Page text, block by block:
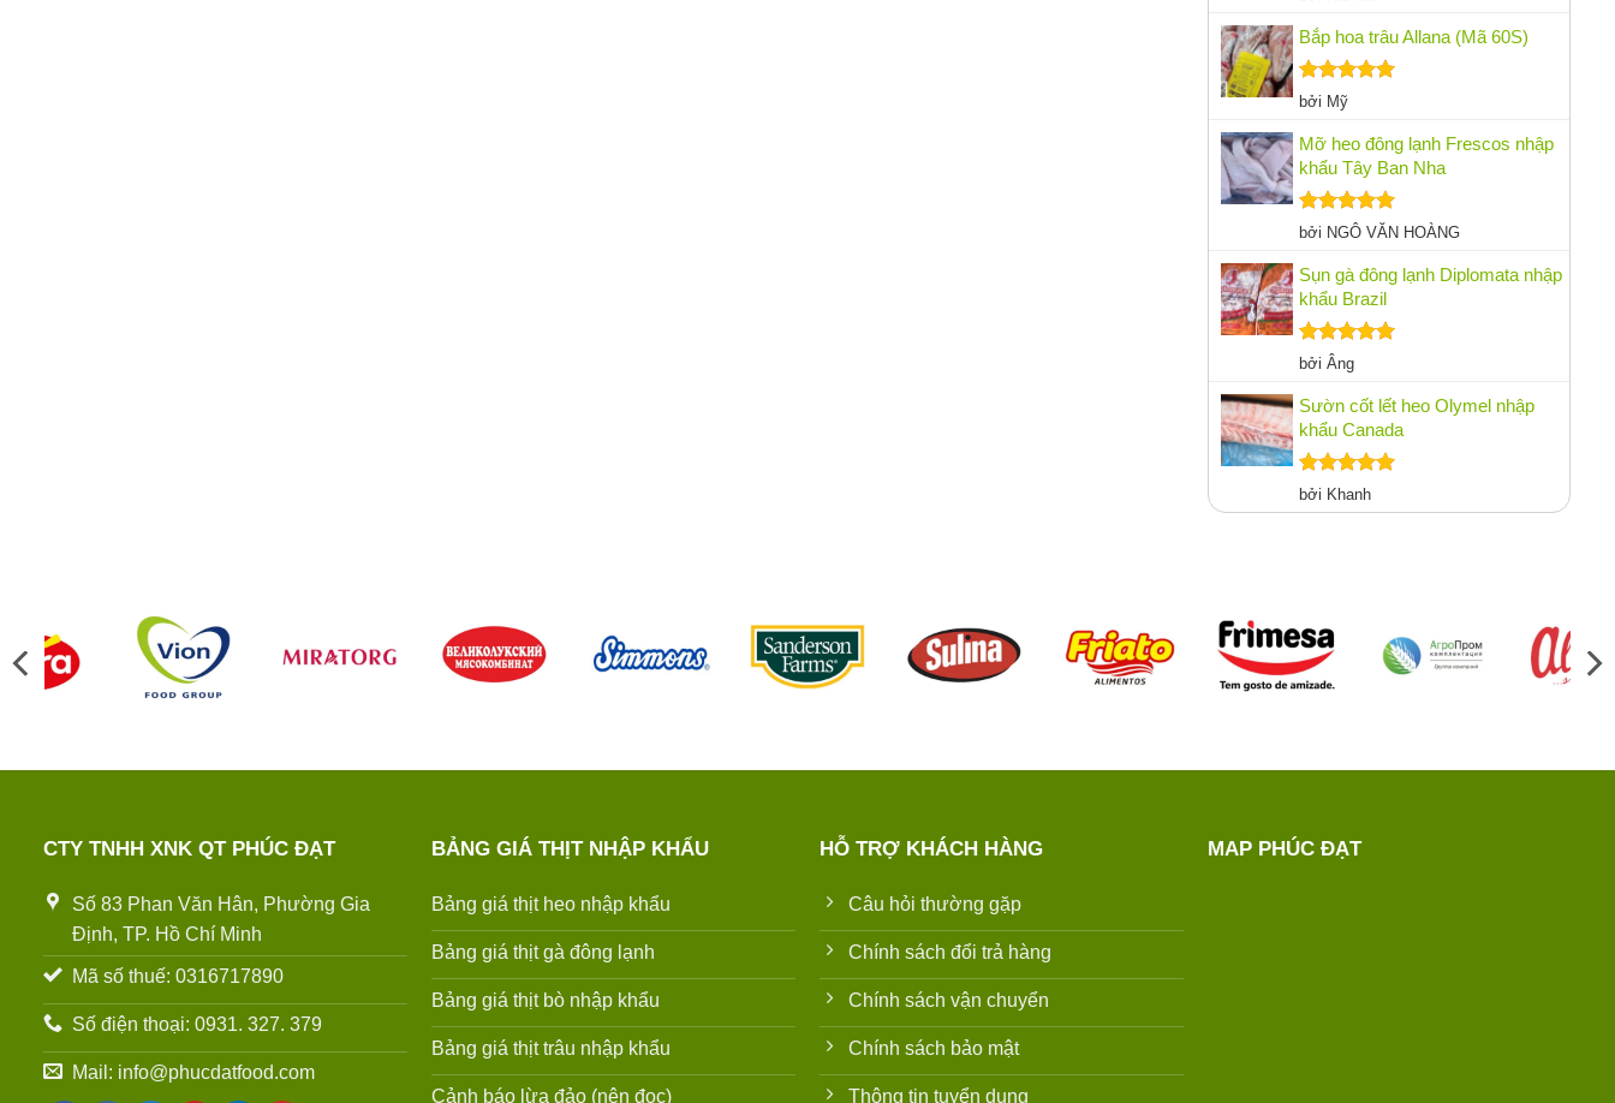
sao
Bắp hoa trâu Allana (Mã 60S)
Được xếp
hạng
sao
bởi Mỹ
Mỡ heo đông lạnh Frescos nhập
khẩu Tây Ban Nha
Được xếp
sao
bởi NGÔ VĂN HOÀNG
Sụn gà đông lạnh Diplomata nhập
khẩu Brazil
Được xếp
5
sao
bởi Âng
Sườn cốt lết heo Olymel nhập
khẩu Canada
Được xếp
hạng55
bởi Khanh
CTY TNHH XNK QT PHÚC ĐẠT
Số 83 Phan Văn Hân, Phường Gia
Định, TP. Hồ Chí Minh
Mã số thuế: 0316717890
Số điện thoại: 0931. 327. 379
Mail: info@phucdatfood.com
BẢNG GIÁ THỊT NHẬP KHẨU
Bảng giá thịt heo nhập khẩu
Bảng giá thịt gà đông lạnh
Bảng giá thịt bò nhập khẩu
Bảng giá thịt trâu nhập khẩu
Cảnh báo lừa đảo (nên đọc)
HỖ TRỢ KHÁCH HÀNG
Câu hỏi thường gặp
Chính sách đổi trả hàng
Chính sách vận chuyển
Chính sách bảo mật
Thông tin tuyển dụng
MAP PHÚC ĐẠT